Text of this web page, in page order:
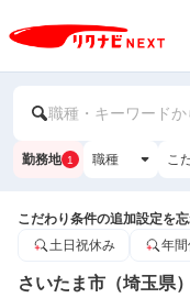
職種・キーワードか
勤務地 1 職種 こ
こだわり条件の追加設定を
土日祝休み
年
さいたま市（埼玉県